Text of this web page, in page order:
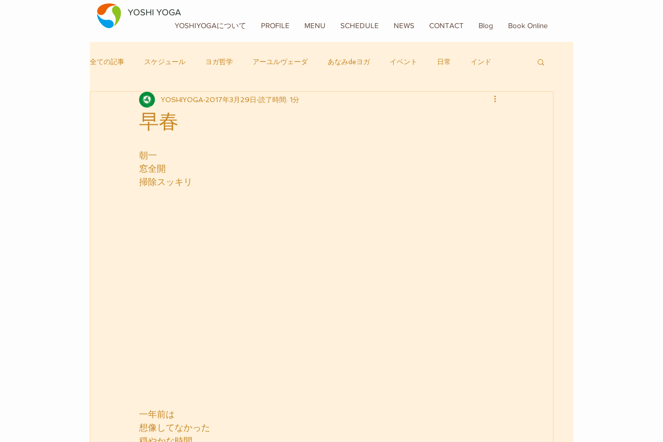
YOSHI YOGA
YOSHIYOGAについて PROFILE MENU SCHEDULE NEWS CONTACT Blog Book Online
全ての記事 スケジュール ヨガ哲学 アーユルヴェーダ あなみdeヨガ イベント 日常 インド
自律神経メンテナンス ヨガ フード バリ
早春
YOSHIYOGA 2017年3月29日 読了時間: 1分
朝一
窓全開
掃除スッキリ
一年前は
想像してなかった